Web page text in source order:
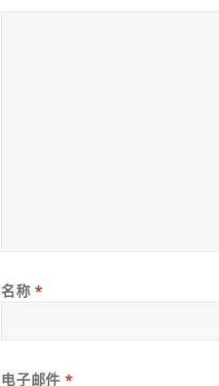
名称*
电子邮件 *